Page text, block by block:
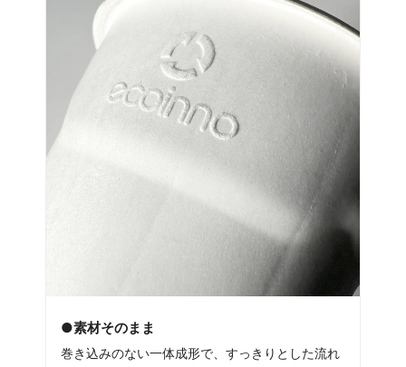
●素材そのまま
巻き込みのない一体成形で、すっきりとした流れ